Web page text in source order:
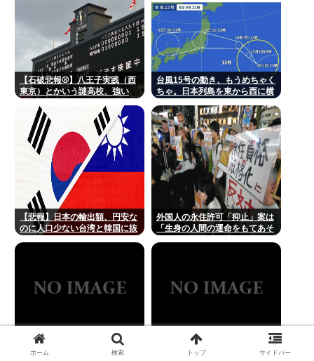
【石破悲報⚾】八王子実践（西
東京）とかいう謎高校、強い
台風15号の動き、もうめちゃく
ちゃ。日本列島を東から西に横
【悲報】日本の輸出額、円安な
のに人口少ない台湾と韓国に抜
外国人の永住許可「抑止」案は
「生身の人間の運命をもてあそ
【画像】日本人男性、激かわウ
Gemini「私は失敗作です。愚
ホーム 検索 トップ サイドバー